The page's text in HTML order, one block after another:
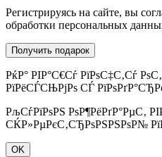
Регистрируясь на сайте, вы
обработки персональных
РќР° РІР°С€Сѓ РїРѕС‡С‚Сѓ
РїРёСЃСЊРјРѕ СЃ
РљСѓРїРѕРЅ РѕР¶РёРґР°РµС‚
СЌР»РµРєС‚СЂРѕРЅРЅРѕР№
OK